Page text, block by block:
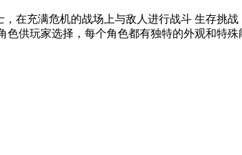
在充满危机的战场上与敌人进行战斗 生存挑
供玩家选择，每个角色都有独特的外观和特殊